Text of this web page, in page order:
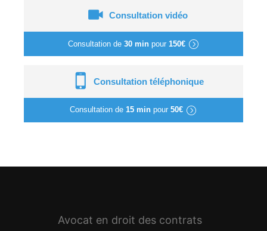
Consultation vidéo
Consultation de 30 minpour 150€
Consultation téléphonique
Consultation de 15 min pour 50€
Avocat en droit des contrats